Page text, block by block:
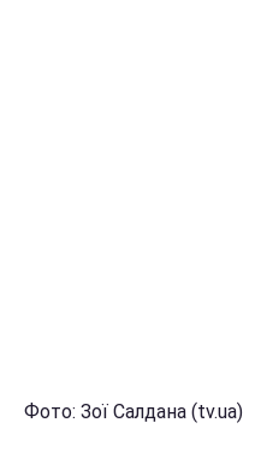
Фото: Зої Салдана (tv.ua)